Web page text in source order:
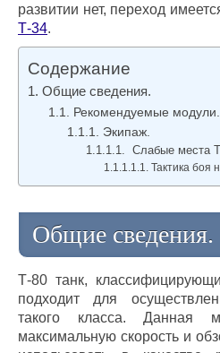
развитии нет, переход
Т-34.
Содержание
Общие сведения.
Рекомендуемые модули.
Экипаж.
Слабые места
Тактика боя
Общие сведения.
Т-80 танк,
подходит для
такого класса. Данная
максимальную скорость и